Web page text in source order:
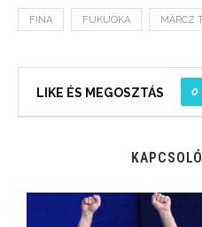
FINA FUKUOKA MÄRCZ
LIKE ÉS MEGOSZTÁS 0